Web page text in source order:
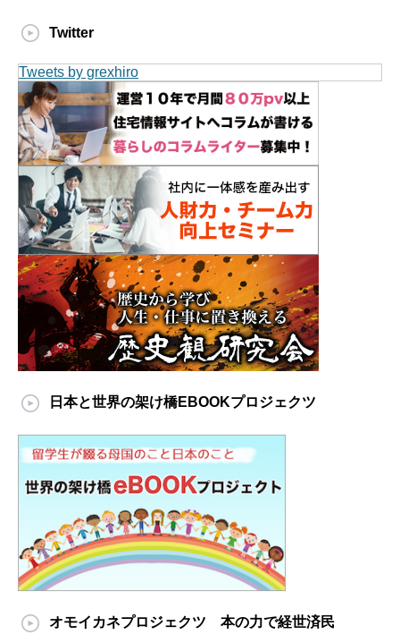
Twitter
Tweets by grexhiro
日本と世界の架け橋EBOOKプロジェクツ
オモイカネプロジェクツ 本の力で経世済民